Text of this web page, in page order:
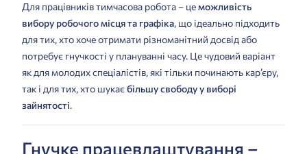
Для працівників тимчасова робота – цеможливість
вибору робочого місця та графіка, що ідеально підходить
для тих, хто хоче отримати різноманітний досвід або
потребує гнучкості у плануванні часу. Це чудовий варіант
як для молодих спеціалістів, які тільки починають кар’єру,
так і для тих, хто шукаєбільшу свободу у виборі
зайнятості.
Гнучке працевлаштування –